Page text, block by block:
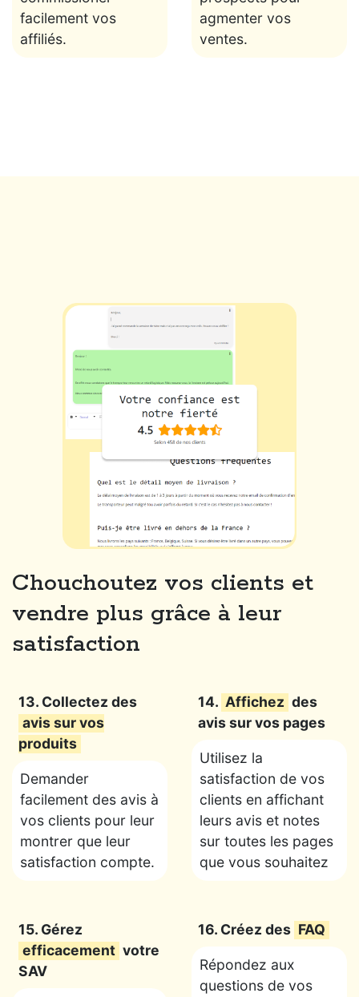
facilement vos
affiliés.
agmenter vos
ventes.
Chouchoutez vos clients et
vendre plus grâce à leur
satisfaction
13. Collectez des
avis sur vos
produits
Demander
facilement des avis à
vos clients pour leur
montrer que leur
satisfaction compte.
14. Affichez des
avis sur vos pages
Utilisez la
satisfaction de vos
clients en affichant
leurs avis et notes
sur toutes les pages
que vous souhaitez
15. Gérez
efficacement votre
SAV
16. Créez des FAQ
Répondez aux
questions de vos